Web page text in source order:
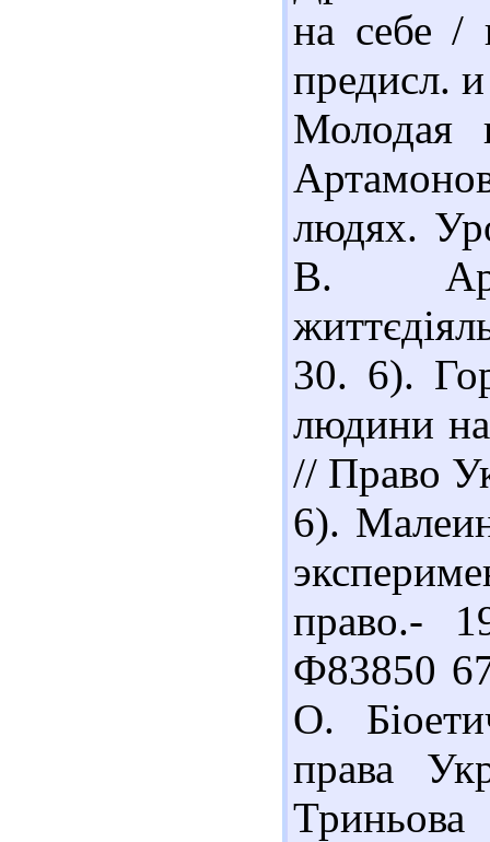
на себе /
предисл.
Молодая
людях.
В.
30. 6).
людини на
// Право
6).
право.-
Ф83850
О.
права